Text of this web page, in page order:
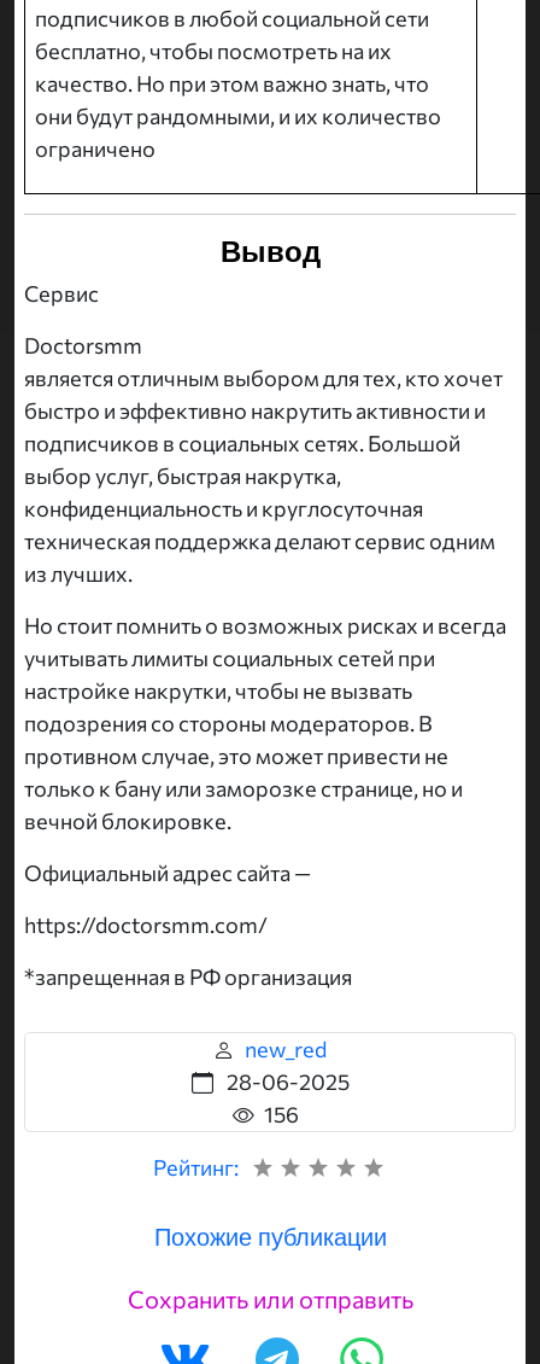
подписчиков в любой социальной сети
бесплатно, чтобы посмотреть на их
качество. Но при этом важно знать, что
они будут рандомными, и их количество
ограничено
Вывод
Сервис
Doctorsmm
является отличным выбором для тех, кто хочет
быстро и эффективно накрутить активности и
подписчиков в социальных сетях. Большой
выбор услуг, быстрая накрутка,
конфиденциальность и круглосуточная
техническая поддержка делают сервис одним
из лучших.
Но стоит помнить о возможных рисках и всегда
учитывать лимиты социальных сетей при
настройке накрутки, чтобы не вызвать
подозрения со стороны модераторов. В
противном случае, это может привести не
только к бану или заморозке странице, но и
вечной блокировке.
Официальный адрес сайта —
https://doctorsmm.com/
*запрещенная в РФ организация
new_red
28-06-2025
156
Рейтинг:
Похожие публикации
Сохранить или отправить